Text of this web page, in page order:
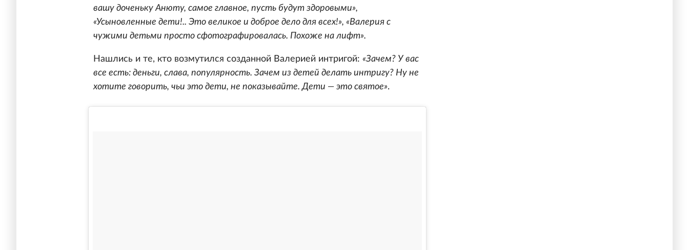
вашу доченьку Анюту, самое главное, пусть будут здоровыми»,
«Усыновленные дети!.. Это великое и доброе дело для всех!», «Валерия с
чужими детьми просто сфотографировалась. Похоже на лифт».
Нашлись и те, кто возмутился созданной Валерией интригой: «Зачем? У вас
все есть: деньги, слава, популярность. Зачем из детей делать интригу? Ну не
хотите говорить, чьи это дети, не показывайте. Дети — это святое».